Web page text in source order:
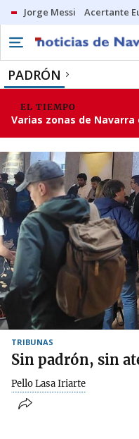
Jorge Messi Acertante
PADRÓN
EL TIEMPO
Varias zonas de
TRIBUNAS
Sin padrón, sin
Pello Lasa Iriarte